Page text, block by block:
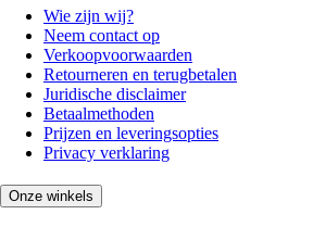
Wie zijn wij?
Neem contact op
Verkoopvoorwaarden
Retourneren en terugbetalen
Juridische disclaimer
Betaalmethoden
Prijzen en leveringsopties
Privacy verklaring
Onze winkels